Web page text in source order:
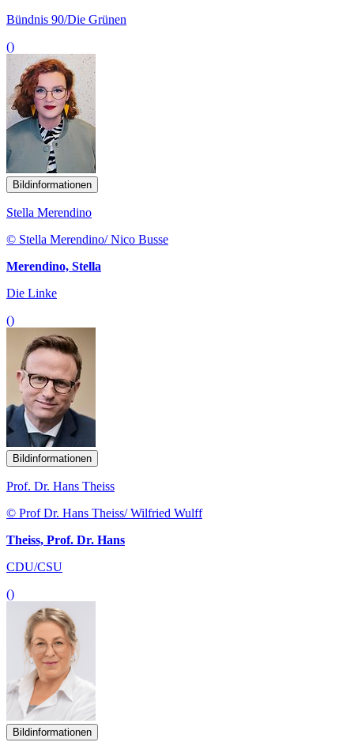
Bündnis 90/Die Grünen
()
Bildinformationen
Stella Merendino
© Stella Merendino/ Nico Busse
Merendino, Stella
Die Linke
()
Bildinformationen
Prof. Dr. Hans Theiss
© Prof Dr. Hans Theiss/ Wilfried Wulff
Theiss, Prof. Dr. Hans
CDU/CSU
()
Bildinformationen